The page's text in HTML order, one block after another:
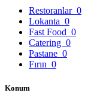
Restoranlar 0
Lokanta 0
Fast Food 0
Catering 0
Pastane 0
Fırın 0
Konum